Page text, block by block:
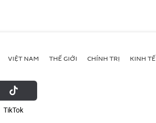
VIỆT NAM THẾ GIỚI CHÍNH TRỊ KINH TẾ
ТikТоk